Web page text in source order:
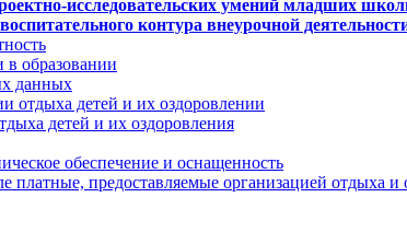
исследовательских умений младших
контура внеурочной
образовании
данных
отдыха детей и их оздоровлении
детей и их оздоровления
обеспечение и оснащенность
платные, предоставляемые организацией отдыха и